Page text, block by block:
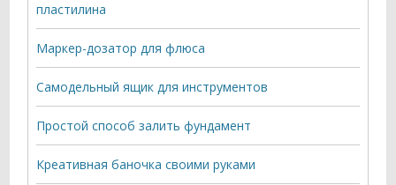
пластилина
Маркер-дозатор для флюса
Самодельный ящик для инструментов
Простой способ залить фундамент
Креативная баночка своими руками